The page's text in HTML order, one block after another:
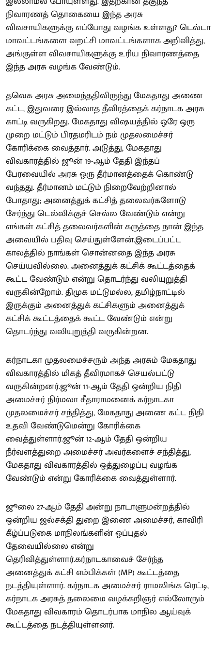
நிவாரணத் தொகையை இந்த அரசு
விவசாயிகளுக்கு எப்போது வழங்க உள்ளது? டெல்டா
மாவட்டங்களை வறட்சி மாவட்டங்களாக அறிவித்து,
அங்குள்ள விவசாயிகளுக்கு உரிய நிவாரணத்தை
இந்த அரசு வழங்க வேண்டும்.
தவெக அரசு அமைந்ததிலிருந்து மேகதாது அணை
கட்ட, இதுவரை இல்லாத தீவிரத்தைக் கர்நாடக அரசு
காட்டி வருகிறது. மேகதாது விஷயத்தில் ஒரே ஒரு
முறை மட்டும் பிரதமரிடம் நம் முதலமைச்சர்
கோரிக்கை வைத்தார். அடுத்து, மேகதாது
விவகாரத்தில் ஜூன் 19-ஆம் தேதி இந்தப்
பேரவையில் அரசு ஒரு தீர்மானத்தைக் கொண்டு
வந்தது. தீர்மானம் மட்டும் நிறைவேற்றினால்
போதாது; அனைத்துக் கட்சித் தலைவர்களோடு
சேர்ந்து டெல்லிக்குச் செல்ல வேண்டும் என்று
எங்கள் கட்சித் தலைவர்களின் கருத்தை நான் இந்த
அவையில் பதிவு செய்துள்ளேன்.இடைப்பட்ட
காலத்தில் நாங்கள் சொன்னதை இந்த அரசு
செய்யவில்லை. அனைத்துக் கட்சிக் கூட்டத்தைக்
கூட்ட வேண்டும் என்று தொடர்ந்து வலியுறுத்தி
வருகின்றோம். திமுக மட்டுமல்ல, தமிழ்நாட்டில்
இருக்கும் அனைத்துக் கட்சிகளும் அனைத்துக்
கட்சிக் கூட்டத்தைக் கூட்ட வேண்டும் என்று
தொடர்ந்து வலியுறுத்தி வருகின்றன.
கர்நாடகா முதலமைச்சரும் அந்த அரசும் மேகதாது
விவகாரத்தில் மிகத் தீவிரமாகச் செயல்பட்டு
வருகின்றனர்.ஜூன் 11-ஆம் தேதி ஒன்றிய நிதி
அமைச்சர் நிர்மலா சீதாராமனைக் கர்நாடகா
முதலமைச்சர் சந்தித்து, மேகதாது அணை கட்ட நிதி
உதவி வேண்டுமென்று கோரிக்கை
வைத்துள்ளார்.ஜூன் 12-ஆம் தேதி ஒன்றிய
நீர்வளத்துறை அமைச்சர் அவர்களைச் சந்தித்து,
மேகதாது விவகாரத்தில் ஒத்துழைப்பு வழங்க
வேண்டும் என்று கோரிக்கை வைத்துள்ளார்.
ஜூலை 27-ஆம் தேதி அன்று நாடாளுமன்றத்தில்
ஒன்றிய ஜல்சக்தி துறை இணை அமைச்சர், காவிரி
கீழ்ப்படுகை மாநிலங்களின் ஒப்புதல்
தேவையில்லை என்று
தெரிவித்துள்ளார்.கர்நாடகாவைச் சேர்ந்த
அனைத்துக் கட்சி எம்பிக்கள் (MP) கூட்டத்தை
நடத்தியுள்ளார். கர்நாடக அமைச்சர் ராமலிங்க ரெட்டி,
கர்நாடக அரசுத் தலைமை வழக்கறிஞர் எல்லோரும்
மேகதாது விவகாரம் தொடர்பாக மாநில ஆய்வுக்
கூட்டத்தை நடத்தியுள்ளனர்.